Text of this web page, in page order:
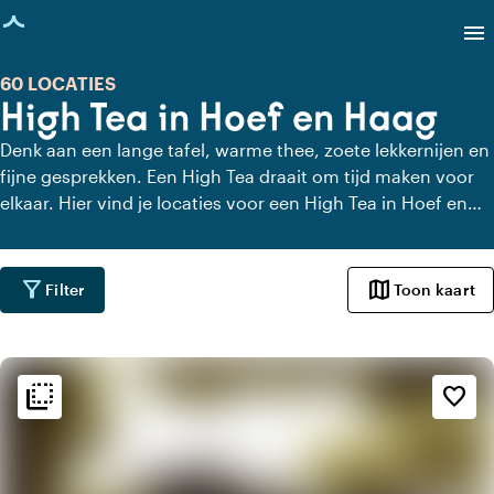
geladen
menu
High Tea in Hoef en Haag
60 LOCATIES
Denk aan een lange tafel, warme thee, zoete lekkernijen en
fijne gesprekken. Een High Tea draait om tijd maken voor
elkaar. Hier vind je locaties voor een High Tea in Hoef en
gewoon heel lekker eten. Even geen haast, alleen aandacht
voor elkaar en de lekkernijen.
filter_alt Filter map Toon kaart
flip_to_back favorite_border
flip_to_back Sfeer en esthetiek
home
Huiselijk